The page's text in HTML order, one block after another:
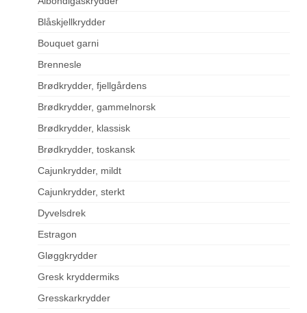
Blåskjellkrydder
Bouquet garni
Brennesle
Brødkrydder, fjellgårdens
Brødkrydder, gammelnorsk
Brødkrydder, klassisk
Brødkrydder, toskansk
Cajunkrydder, mildt
Cajunkrydder, sterkt
Dyvelsdrek
Estragon
Gløggkrydder
Gresk kryddermiks
Gresskarkrydder